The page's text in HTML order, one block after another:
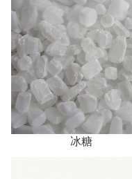
冰糖